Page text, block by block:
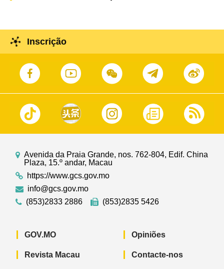
Inscrição
Avenida da Praia Grande, nos. 762-804, Edif. China
Plaza, 15.º andar, Macau
https://www.gcs.gov.mo
info@gcs.gov.mo
(853)2833 2886
(853)2835 5426
GOV.MO
Revista Macau
Opiniões
Contacte-nos